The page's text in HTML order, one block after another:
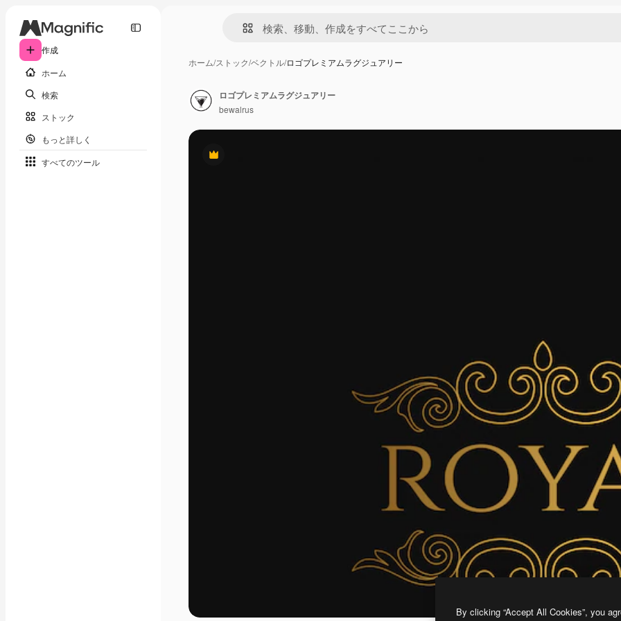
作成
ホーム
検索
ストック
もっと詳しく
すべてのツール
ホーム/ストック/ベクトル/ロゴプレミアムラグジュアリー
Premium
ロゴプレミアムラグジュアリー
bewalrus
By clicking “Accept All Cookies”, you